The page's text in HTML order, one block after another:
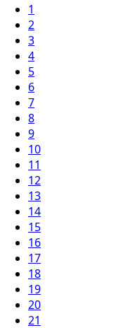
1
2
3
4
5
6
7
8
9
10
11
12
13
14
15
16
17
18
19
20
21